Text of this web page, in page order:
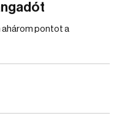
pontot a